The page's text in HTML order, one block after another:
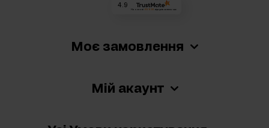
Моє замовлення
Мій акаунт
4.9
На основі 69 936 відгуків за весь час